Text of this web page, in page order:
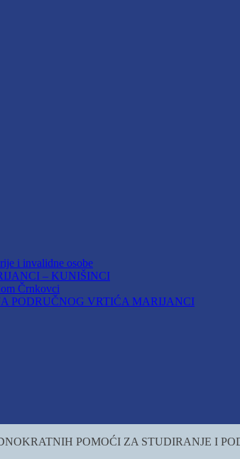
i invalidne osobe
– KUNIŠINCI
Črnkovci
PODRUČNOG VRTIĆA MARIJANCI
POMOĆI ZA STUDIRANJE I